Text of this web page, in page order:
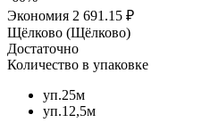
Экономия 2 691.15 ₽
Щёлково (Щёлково)
Достаточно
Количество в упаковке
уп.25м
уп.12,5м